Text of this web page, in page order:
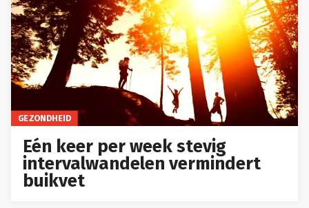
GEZONDHEID
Eén keer per week stevig
intervalwandelen vermindert
buikvet